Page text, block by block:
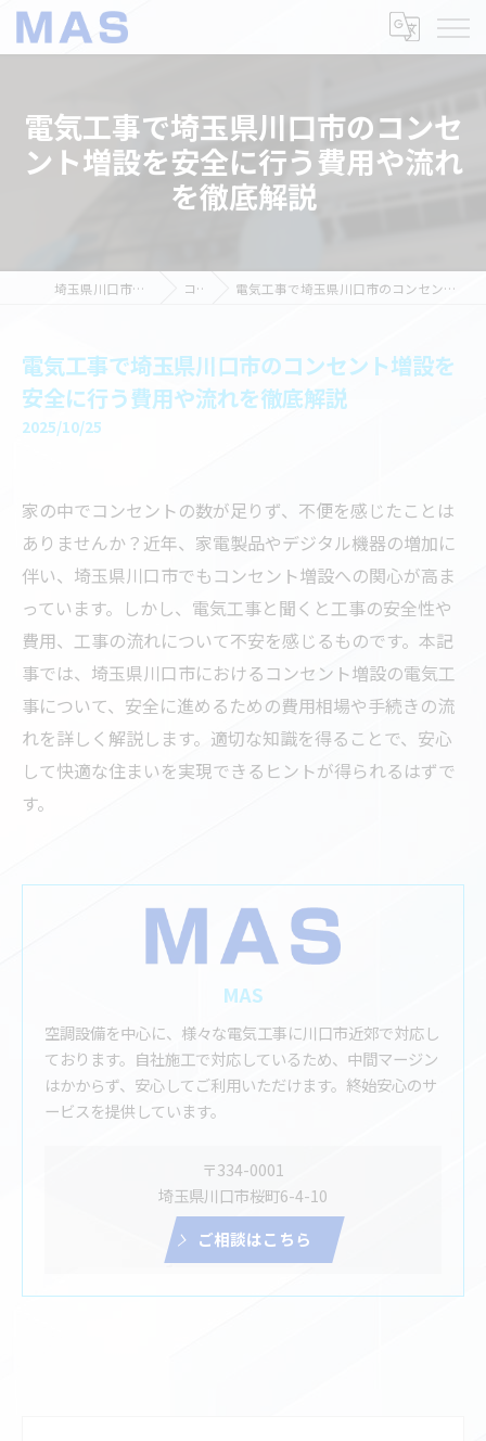
電気工事で埼玉県川口市のコンセ
ント増設を安全に行う費用や流れ
を徹底解説
埼玉県川口市の電気工事ならMAS コラム 電気工事で埼玉県川口市のコンセント増設を安全に行う費用や流れを徹底解説
電気工事で埼玉県川口市のコンセント増設を
安全に行う費用や流れを徹底解説
2025/10/25
家の中でコンセントの数が足りず、不便を感じたことは
ありませんか？近年、家電製品やデジタル機器の増加に
伴い、埼玉県川口市でもコンセント増設への関心が高ま
っています。しかし、電気工事と聞くと工事の安全性や
費用、工事の流れについて不安を感じるものです。本記
事では、埼玉県川口市におけるコンセント増設の電気工
事について、安全に進めるための費用相場や手続きの流
れを詳しく解説します。適切な知識を得ることで、安心
して快適な住まいを実現できるヒントが得られるはずで
す。
MAS
空調設備を中心に、様々な電気工事に川口市近郊で対応し
ております。自社施工で対応しているため、中間マージン
はかからず、安心してご利用いただけます。終始安心のサ
ービスを提供しています。
〒334-0001
埼玉県川口市桜町6-4-10
ご相談はこちら